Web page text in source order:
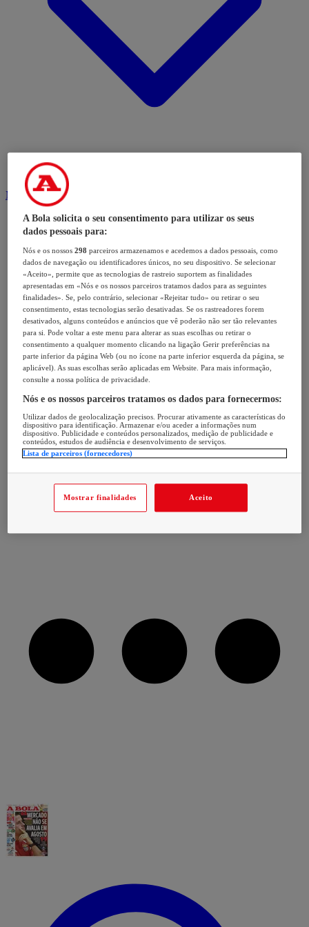
Modalidades
A Bola solicita o seu consentimento para utilizar os seus
dados pessoais para:
Nós e os nossos298 parceiros armazenamos e acedemos a dados pessoais, como
dados de navegação ou identificadores únicos, no seu dispositivo. Se selecionar
«Aceito», permite que as tecnologias de rastreio suportem as finalidades
apresentadas em «Nós e os nossos parceiros tratamos dados para as seguintes
finalidades». Se, pelo contrário, selecionar «Rejeitar tudo» ou retirar o seu
consentimento, estas tecnologias serão desativadas. Se os rastreadores forem
desativados, alguns conteúdos e anúncios que vê poderão não ser tão relevantes
para si. Pode voltar a este menu para alterar as suas escolhas ou retirar o
consentimento a qualquer momento clicando na ligação Gerir preferências na
parte inferior da página Web (ou no ícone na parte inferior esquerda da página, se
aplicável). As suas escolhas serão aplicadas em Website. Para mais informação,
consulte a nossa política de privacidade.
Nós e os nossos parceiros tratamos os dados para fornecermos:
Utilizar dados de geolocalização precisos. Procurar ativamente as características do
dispositivo para identificação. Armazenar e/ou aceder a informações num
dispositivo. Publicidade e conteúdos personalizados, medição de publicidade e
conteúdos, estudos de audiência e desenvolvimento de serviços.
Lista de parceiros (fornecedores)
Mostrar finalidades Aceito